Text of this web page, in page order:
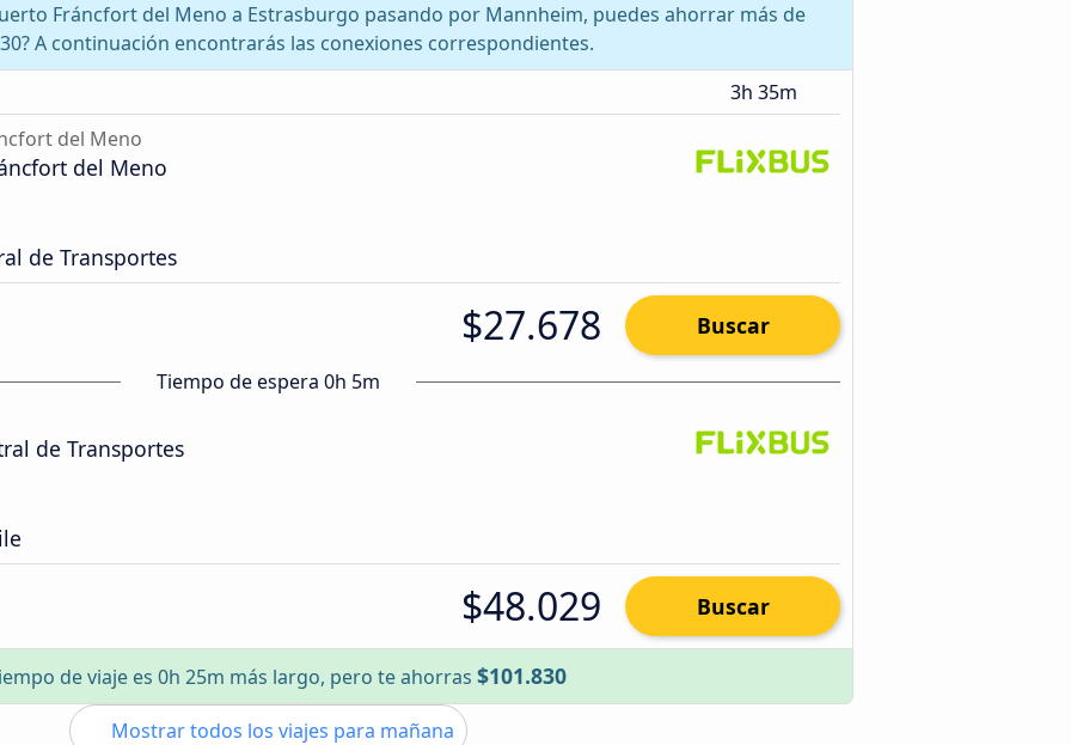
Fráncfort del Meno a Estrasburgo pasando por Mannheim, puedes ahorrar más de
A continuación encontrarás las conexiones correspondientes.
3h 35m
del Meno
del Meno
de Transportes
$27.678 Buscar
Tiempo de espera 0h 5m
de Transportes
$48.029 Buscar
de viaje es 0h 25m más largo, pero te ahorras $101.830
Mostrar todos los viajes para mañana